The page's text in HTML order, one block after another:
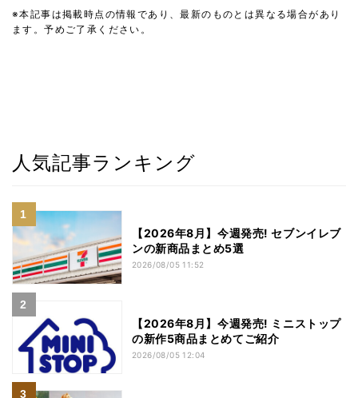
※本記事は掲載時点の情報であり、最新のものとは異なる場合があり
ます。予めご了承ください。
人気記事ランキング
【2026年8月】今週発売! セブンイレブ
ンの新商品まとめ5選
2026/08/05 11:52
【2026年8月】今週発売! ミニストップ
の新作5商品まとめてご紹介
2026/08/05 12:04